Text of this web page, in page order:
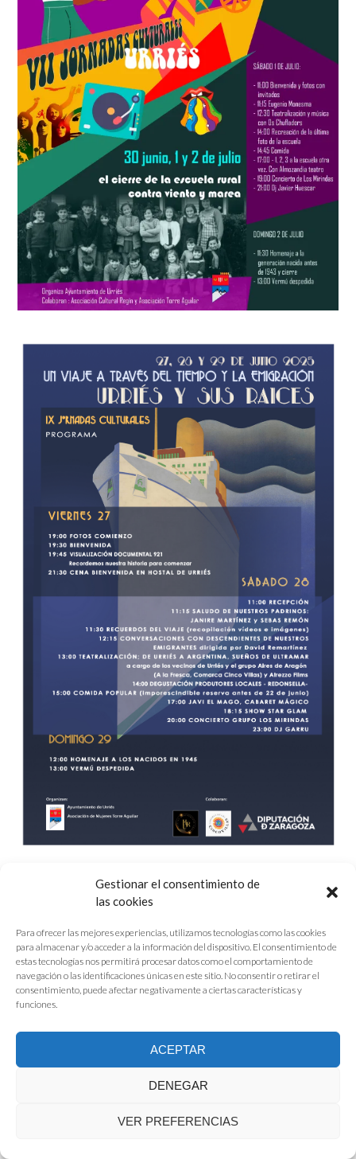
Gestionar el consentimiento de
las cookies
Para ofrecer las mejores experiencias, utilizamos tecnologías como las cookies
para almacenar y/o acceder a la información del dispositivo. El consentimiento de
estas tecnologías nos permitirá procesar datos como el comportamiento de
navegación o las identificaciones únicas en este sitio. No consentir o retirar el
consentimiento, puede afectar negativamente a ciertas características y
funciones.
ACEPTAR
DENEGAR
VER PREFERENCIAS